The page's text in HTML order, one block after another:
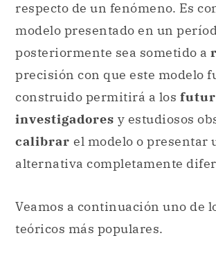
construido permitirá a los
investigadoresy estudiosos
calibrarel modelo o presentar
alternativa completamente
Veamos a continuación uno de
teóricos más populares.
En química: modelo
Con el nombre demodelo